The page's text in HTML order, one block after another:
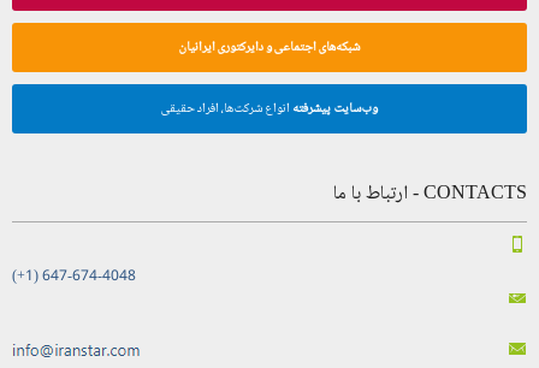
شبکه‌های اجتماعی و دایرکتوری ایرانیان
وب‌سایت پیشرفته انواع شرکت‌ها، افراد حقیقی
CONTACTS - ارتباط با ما
(+1) 647-674-4048